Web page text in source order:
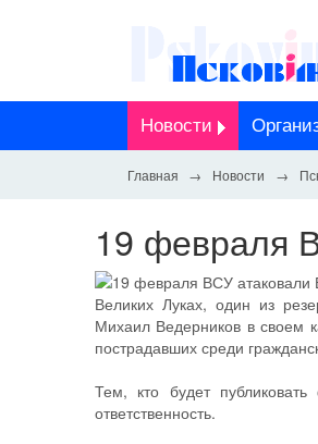
Новости
Новости
19 февраля
Великих Луках, один из
Михаил Ведерников в своем
пострадавших среди
Тем, кто будет
ответственность.